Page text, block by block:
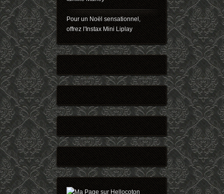
Pour un Noël sensationnel,
offrez l'Instax Mini Liplay